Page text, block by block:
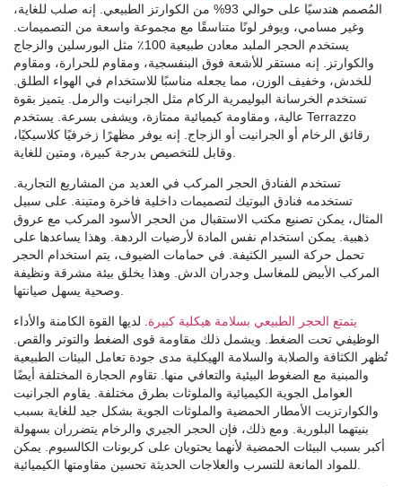
المُصمم هندسيًا على حوالي 93% من الكوارتز الطبيعي. إنه صلب للغاية،
وغير مسامي، ويوفر لونًا متناسقًا مع مجموعة واسعة من التصميمات.
يستخدم الحجر الملبد معادن طبيعية 100٪ مثل البورسلين والزجاج
والكوارتز. إنه مستقر للأشعة فوق البنفسجية، ومقاوم للحرارة، ومقاوم
للخدش، وخفيف الوزن، مما يجعله مناسبًا للاستخدام في الهواء الطلق.
تستخدم الخرسانة البوليمرية الركام مثل الجرانيت والرمل. يتميز بقوة
عالية، ومقاومة كيميائية ممتازة، ويشفى بسرعة. يستخدم Terrazzo
رقائق الرخام أو الجرانيت أو الزجاج. إنه يوفر مظهرًا زخرفيًا كلاسيكيًا،
تستخدم الفنادق الحجر المركب في العديد من المشاريع التجارية.
تستخدمه فنادق البوتيك لتصميمات داخلية فاخرة ومتينة. على سبيل
المثال، يمكن تصنيع مكتب الاستقبال من الحجر الأسود المركب مع عروق
ذهبية. يمكن استخدام نفس المادة لأرضيات الردهة. وهذا يساعدها على
تحمل حركة السير الكثيفة. في حمامات الضيوف، يتم استخدام الحجر
المركب الأبيض للمغاسل وجدران الدش. وهذا يخلق بيئة مشرقة ونظيفة
يتمتع الحجر الطبيعي بسلامة هيكلية كبيرة. لديها القوة الكامنة والأداء
الوظيفي تحت الضغط. ويشمل ذلك مقاومة قوى الضغط والتوتر والقص.
تُظهر الكثافة والصلابة والسلامة الهيكلية مدى جودة تعامل البيئات الطبيعية
والمبنية مع الضغوط البيئية والتعافي منها. تقاوم الحجارة المختلفة أيضًا
العوامل الجوية الكيميائية والملوثات بطرق مختلفة. يقاوم الجرانيت
والكوارتزيت الأمطار الحمضية والملوثات الجوية بشكل جيد للغاية بسبب
بنيتهما البلورية. ومع ذلك، فإن الحجر الجيري والرخام يتضرران بسهولة
أكبر بسبب البيئات الحمضية لأنهما يحتويان على كربونات الكالسيوم. يمكن
للمواد المانعة للتسرب والعلاجات الحديثة تحسين مقاومتها الكيميائية.